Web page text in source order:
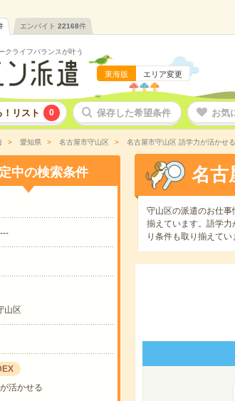
エンバイト 22168件
クライフバランスが叶う
東海版 エリア変更
リスト 0 保存した希望条件 お気
愛知県 名古屋市守山区 名古屋市守山区 語学力が活かせ
中の検索条件
---
山区
活かせる
名古
守山区の派遣のお仕事
揃えています。語学力
り条件も取り揃えてい